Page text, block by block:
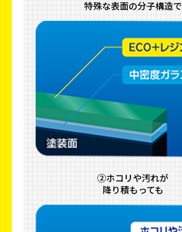
特殊な表面の分子構造で
②ホコリや汚れが
降り積もっても